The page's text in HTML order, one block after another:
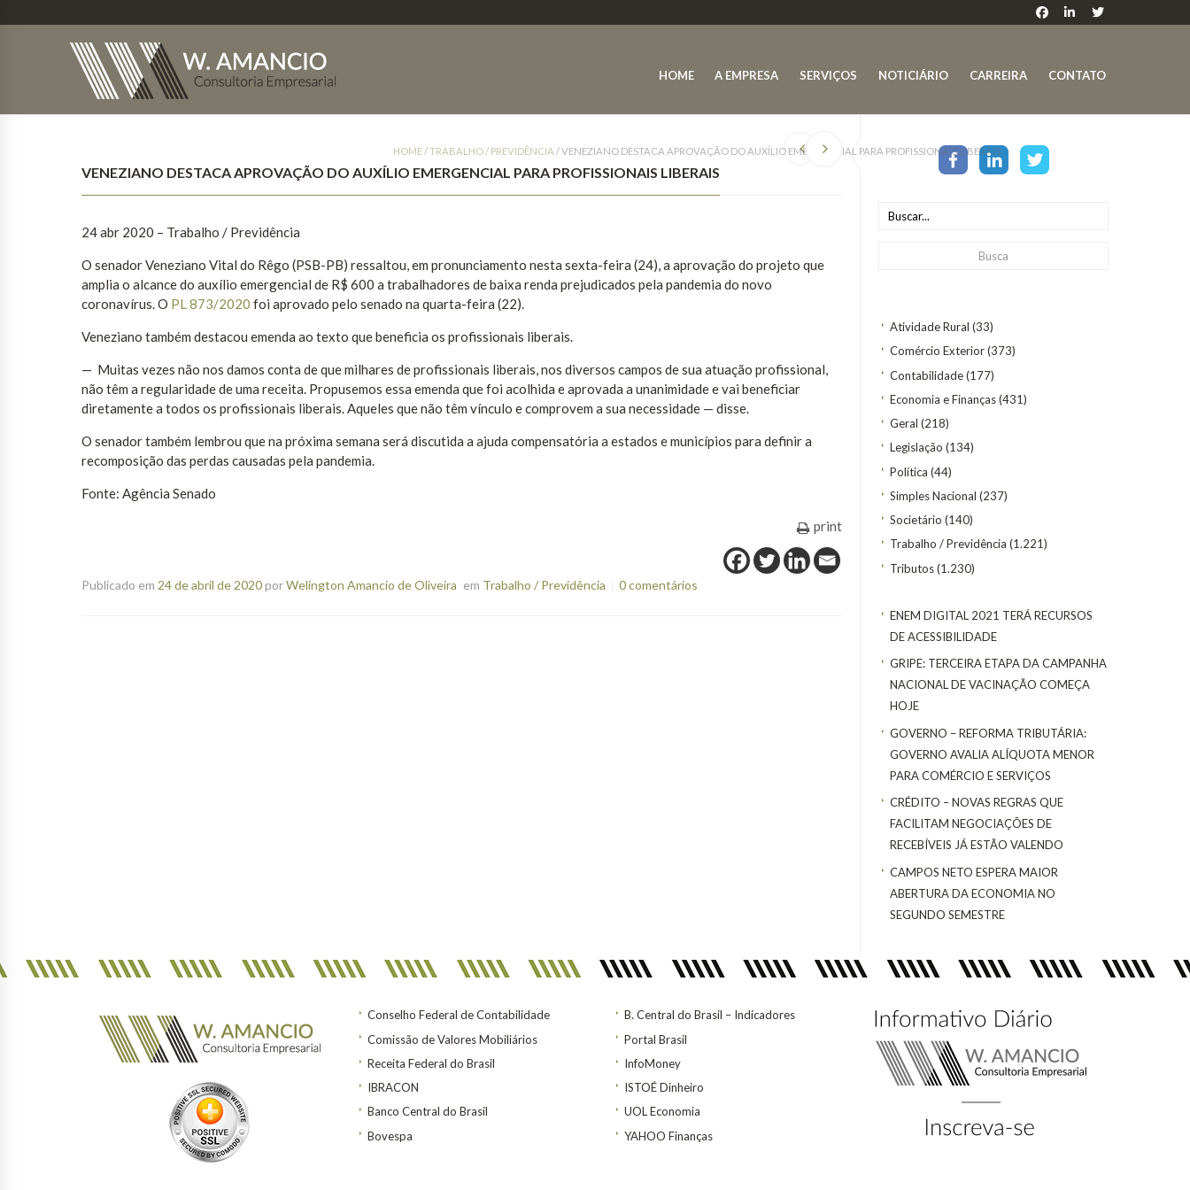
HOME A EMPRESA SERVIÇOS NOTICIÁRIO CARREIRA CONTATO
Atividade Rural (33)
Comércio Exterior(373)
Contabilidade(177)
Economia e Finanças(431)
Geral (218)
Legislação (134)
Política (44)
Simples Nacional (237)
Societário (140)
Trabalho / Previdência (1.221)
Tributos(1.230)
ENEM DIGITAL 2021 TERÁ RECURSOS
DE ACESSIBILIDADE
GRIPE: TERCEIRA ETAPA DA CAMPANHA
NACIONAL DE VACINAÇÃO COMEÇA
HOJE
GOVERNO – REFORMA TRIBUTÁRIA:
GOVERNO AVALIA ALÍQUOTA MENOR
PARA COMÉRCIO E SERVIÇOS
CRÉDITO – NOVAS REGRAS QUE
FACILITAM NEGOCIAÇÕES DE
RECEBÍVEIS JÁ ESTÃO VALENDO
CAMPOS NETO ESPERA MAIOR
ABERTURA DA ECONOMIA NO
SEGUNDO SEMESTRE
HOME/TRABALHO / PREVIDÊNCIA /VENEZIANO DESTACA APROVAÇÃO DO AUXÍLIO EMERGENCIAL PARA PROFISSIONAIS LIBERAIS
VENEZIANO DESTACA APROVAÇÃO DO AUXÍLIO EMERGENCIAL PARA PROFISSIONAIS LIBERAIS
24 abr 2020 – Trabalho / Previdência
O senador Veneziano Vital do Rêgo (PSB-PB) ressaltou, em pronunciamento nesta sexta-feira (24), a aprovação do projeto que
amplia o alcance do auxílio emergencial de R$ 600 a trabalhadores de baixa renda prejudicados pela pandemia do novo
coronavírus. O PL 873/2020 foi aprovado pelo senado na quarta-feira (22).
Veneziano também destacou emenda ao texto que beneficia os profissionais liberais.
— Muitas vezes não nos damos conta de que milhares de profissionais liberais, nos diversos campos de sua atuação profissional,
não têm a regularidade de uma receita. Propusemos essa emenda que foi acolhida e aprovada a unanimidade e vai beneficiar
diretamente a todos os profissionais liberais. Aqueles que não têm vínculo e comprovem a sua necessidade — disse.
O senador também lembrou que na próxima semana será discutida a ajuda compensatória a estados e municípios para definir a
recomposição das perdas causadas pela pandemia.
Fonte: Agência Senado
print
Publicado em 24 de abril de 2020porWelington Amancio de Oliveira em Trabalho / Previdência 0 comentários
Conselho Federal de Contabilidade
Comissão de Valores Mobiliários
Receita Federal do Brasil
IBRACON
Banco Central do Brasil
Bovespa
B. Central do Brasil – Indicadores
Portal Brasil
InfoMoney
ISTOÉ Dinheiro
UOL Economia
YAHOO Finanças